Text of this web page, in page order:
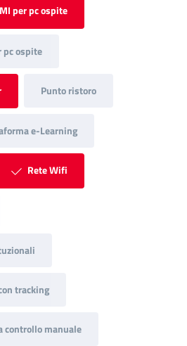
per pc ospite
pc ospite
Punto ristoro
e-Learning
Rete Wifi
tracking
controllo manuale